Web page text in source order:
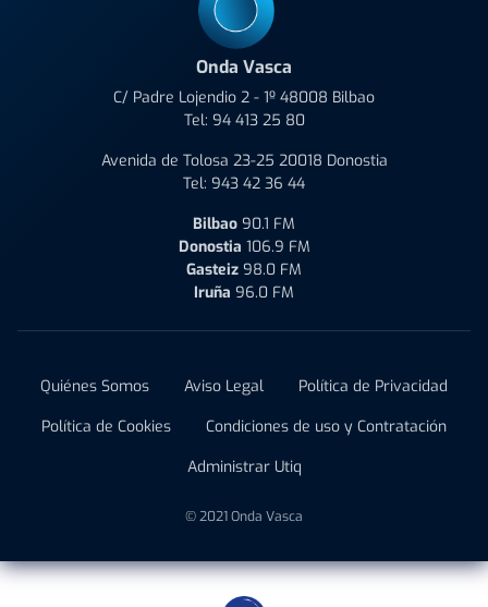
Onda Vasca
C/ Padre Lojendio 2 - 1º 48008 Bilbao
Tel: 94 413 25 80
Avenida de Tolosa 23-25 20018 Donostia
Tel: 943 42 36 44
Bilbao 90.1 FM
Donostia 106.9 FM
Gasteiz 98.0 FM
Iruña 96.0 FM
Quiénes Somos Aviso Legal
Política de Privacidad
Política de Cookies
Condiciones de uso y Contratación
Administrar Utiq
© 2021 Onda Vasca